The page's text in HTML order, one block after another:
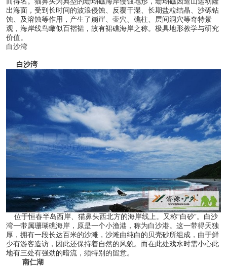
出海面，受到长时间的波浪侵蚀、反覆干湿、长期盐粒结晶、沙砾钻
蚀、及溶蚀等作用，产生了崩崖、壶穴、礁柱、层间洞穴等奇特景
观，海岸线鸟瞰似百褶裙，故有裙礁海岸之称。极具地形教学与研究
价值。
白沙湾
白沙湾
位于恒春半岛西岸、猫鼻头西北方的海岸线上。又称“白砂”。白沙
湾一带属珊瑚礁海岸，原是一个小渔港，称为白沙港。这一带得天独
厚，拥有一段长达百米的沙滩，沙滩由纯白的贝壳砂所组成，由于鲜
少有游客造访，因此还保持着自然的风貌。而在此处戏水时需小心此
地有三处有强劲的暗流，须特别的留意。
南仁湖